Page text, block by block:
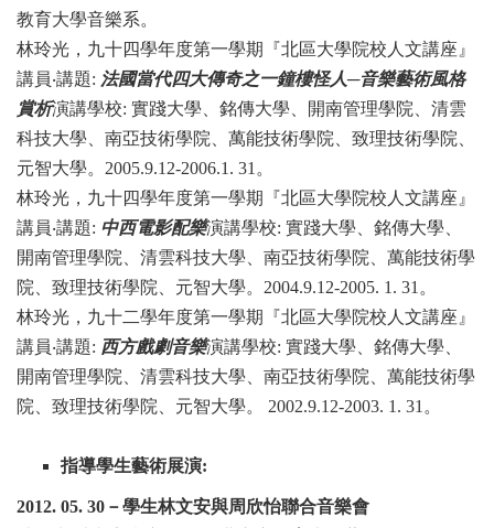
教育大學音樂系。
林玲光，九十四學年度第一學期『北區大學院校人文講座』
講員‧講題: 法國當代四大傳奇之一鐘樓怪人─音樂藝術風格
賞析演講學校: 實踐大學、銘傳大學、開南管理學院、清雲
科技大學、南亞技術學院、萬能技術學院、致理技術學院、
元智大學。2005.9.12-2006.1. 31 。
林玲光，九十四學年度第一學期『北區大學院校人文講座』
講員‧講題: 中西電影配樂演講學校: 實踐大學、銘傳大學、
開南管理學院、清雲科技大學、南亞技術學院、萬能技術學
院、致理技術學院、元智大學。2004.9.12-2005. 1. 31 。
林玲光，九十二學年度第一學期『北區大學院校人文講座』
講員‧講題: 西方戲劇音樂演講學校: 實踐大學、銘傳大學、
開南管理學院、清雲科技大學、南亞技術學院、萬能技術學
院、致理技術學院、元智大學。 2002.9.12-2003. 1. 31。
指導學生藝術展演:
2012. 05. 30 －學生林文安與周欣怡聯合音樂會